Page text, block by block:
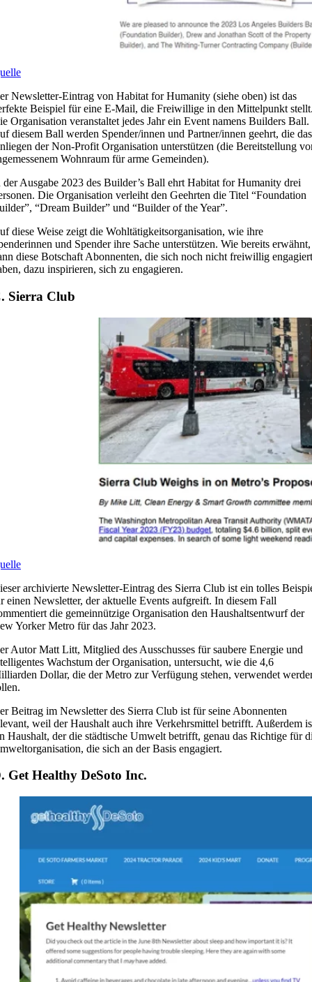
Newsletter-Eintrag von Habitat for Humanity (siehe oben) ist das
Beispiel für eine E-Mail, die Freiwillige in den Mittelpunkt
Organisation veranstaltet jedes Jahr ein Event namens Builders Ball.
diesem Ball werden Spender/innen und Partner/innen geehrt, die das
der Non-Profit Organisation unterstützen (die Bereitstellung
Wohnraum für arme Gemeinden).
der Ausgabe 2023 des Builder’s Ball ehrt Habitat for Humanity drei
Die Organisation verleiht den Geehrten die Titel “Foundation
“Dream Builder” und “Builder of the Year”.
diese Weise zeigt die Wohltätigkeitsorganisation, wie ihre
und Spender ihre Sache unterstützen. Wie bereits erwähnt,
diese Botschaft Abonnenten, die sich noch nicht freiwillig engagiert
dazu inspirieren, sich zu engagieren.
Sierra Club
archivierte Newsletter-Eintrag des Sierra Club ist ein tolles
einen Newsletter, der aktuelle Events aufgreift. In diesem Fall
die gemeinnützige Organisation den Haushaltsentwurf der
Yorker Metro für das Jahr 2023.
Autor Matt Litt, Mitglied des Ausschusses für saubere Energie und
Wachstum der Organisation, untersucht, wie die 4,6
Dollar, die der Metro zur Verfügung stehen, verwendet
Beitrag im Newsletter des Sierra Club ist für seine Abonnenten
weil der Haushalt auch ihre Verkehrsmittel betrifft. Außerdem
Haushalt, der die städtische Umwelt betrifft, genau das Richtige für
die sich an der Basis engagiert.
Get Healthy DeSoto Inc.